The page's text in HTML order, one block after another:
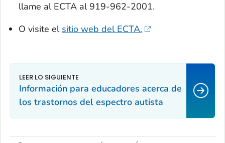
llame al ECTA al 919-962-2001.
O visite el sitio web del ECTA.
Información para educadores acerca de
los trastornos del espectro autista